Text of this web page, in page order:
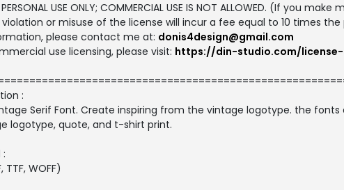
USE ONLY; COMMERCIAL USE IS NOT ALLOWED. (If you
violation or misuse of the license will incur a fee equal to 10 times
please contact me at: donis4design@gmail.com
use licensing, please visit: https://din-studio.com/
:
Serif Font. Create inspiring from the vintage logotype. the
logotype, quote, and t-shirt print.
TTF, WOFF)